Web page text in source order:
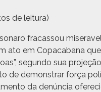
de leitura)
fra­cas­sou
ato em Copaca­bana que
segun­do sua
de demon­strar força
da denún­cia